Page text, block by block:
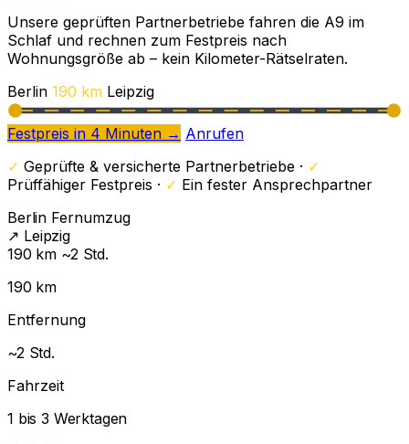
Unsere geprüften Partnerbetriebe fahren die A9 im
Schlaf und rechnen zum Festpreis nach
Wohnungsgröße ab – kein Kilometer-Rätselraten.
Berlin 190 km Leipzig
Festpreis in 4 Minuten → Anrufen
✓ Geprüfte & versicherte Partnerbetriebe · ✓
Prüffähiger Festpreis · ✓ Ein fester Ansprechpartner
Berlin Fernumzug
↗ Leipzig
190 km ~2 Std.
190 km
Entfernung
~2 Std.
Fahrzeit
1 bis 3 Werktagen